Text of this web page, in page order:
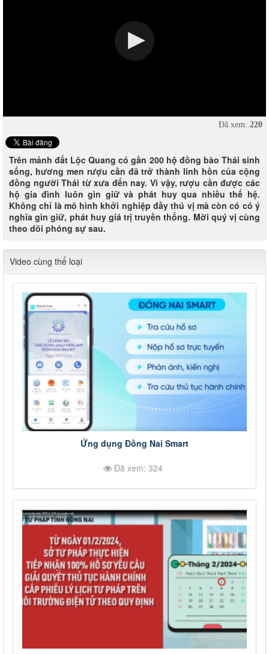
Đã xem: 220
Trên mảnh đất Lộc Quang có gần 200 hộ đồng bào Thái sinh
sống, hương men rượu cần đã trở thành linh hồn của cộng
đồng người Thái từ xưa đến nay. Vì vậy, rượu cần được các
hộ gia đình luôn gìn giữ và phát huy qua nhiều thế hệ.
Không chỉ là mô hình khởi nghiệp đầy thú vị mà còn có có ý
nghĩa gìn giữ, phát huy giá trị truyền thống. Mời quý vị cùng
theo dõi phóng sự sau.
Video cùng thể loại
Ứng dụng Đồng Nai Smart
Đã xem: 324